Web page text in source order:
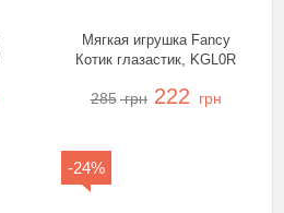
Мягкая игрушка Fancy
Котик глазастик, KGL0R
285 грн 222 грн
-24%